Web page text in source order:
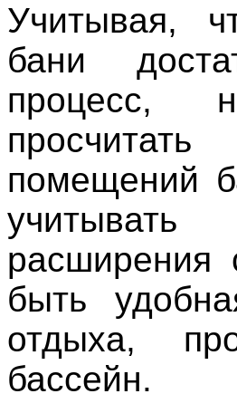
Учитывая,
бани
процесс,
помещений
быть
отдыха,
бассейн.